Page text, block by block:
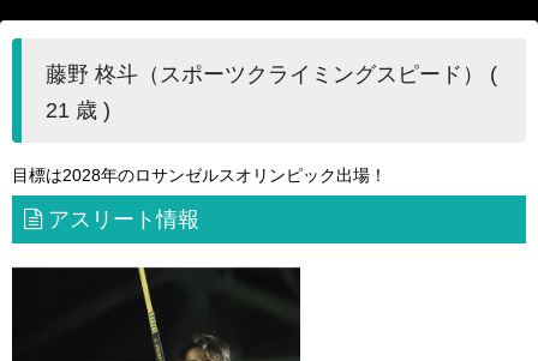
藤野 柊斗（スポーツクライミングスピード） (
21 歳 )
目標は2028年のロサンゼルスオリンピック出場！
アスリート情報